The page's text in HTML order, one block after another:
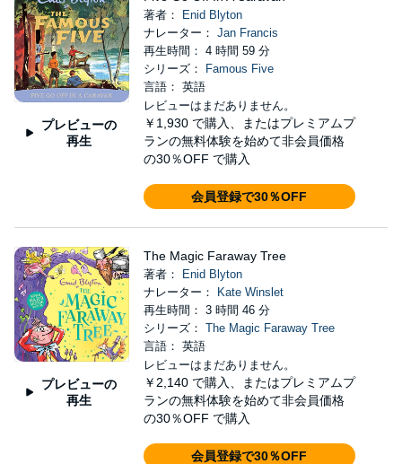
プレビューの
再生
著者：
Enid Blyton
ナレーター： Jan Francis
再生時間： 4 時間 59 分
シリーズ：
Famous Five
言語： 英語
レビューはまだありません。
￥1,930 で購入、またはプレミアムプ
ランの無料体験を始めて非会員価格
の30％OFF で購入
会員登録で30％OFF
プレビューの
再生
The Magic Faraway Tree
著者：
Enid Blyton
ナレーター：
Kate Winslet
再生時間： 3 時間 46 分
シリーズ： The Magic Faraway Tree
言語： 英語
レビューはまだありません。
￥2,140 で購入、またはプレミアムプ
ランの無料体験を始めて非会員価格
の30％OFF で購入
会員登録で30％OFF